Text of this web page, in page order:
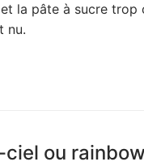
la pâte à sucre
nu.
ou